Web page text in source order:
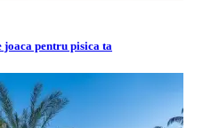
joaca pentru pisica ta